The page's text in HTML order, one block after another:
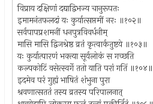
विप्राय दक्षिणां दद्याद्विभज्य चानुरूपतः
इमामनंतफलदां यः कुर्यात्सप्तमीं नरः ॥१०२॥
सर्वपापप्रशमनीं धनपुत्रविवर्धनीम्
मासि मासि द्विजश्रेष्ठ व्रतं कृत्वार्कतुष्टये ॥१०३॥
यः कुर्यात्पारणं भक्त्या सूर्यलोकं स गच्छति
कल्पकोटिं वसेत्स्वर्गे ततो याति परां गतिं ॥१०४॥
इदमेव परं गुह्यं भाषितं शंभुना पुरा
श्रवणात्सततं तस्य व्रतस्य परिपालनात्